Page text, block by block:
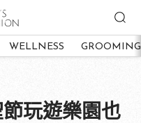
WELLNESS GROOMING
節玩遊樂園也